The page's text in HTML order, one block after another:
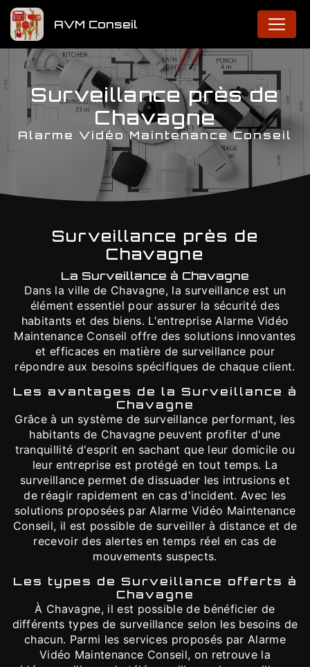
AVM Conseil
Surveillance près de
Chavagne
Alarme Vidéo Maintenance Conseil
Surveillance près de
Chavagne
La Surveillance à Chavagne
Dans la ville de Chavagne, la surveillance est un
élément essentiel pour assurer la sécurité des
habitants et des biens. L'entreprise Alarme Vidéo
Maintenance Conseil offre des solutions innovantes
et efficaces en matière de surveillance pour
répondre aux besoins spécifiques de chaque client.
Les avantages de la Surveillance à
Chavagne
Grâce à un système de surveillance performant, les
habitants de Chavagne peuvent profiter d'une
tranquillité d'esprit en sachant que leur domicile ou
leur entreprise est protégé en tout temps. La
surveillance permet de dissuader les intrusions et
de réagir rapidement en cas d'incident. Avec les
solutions proposées par Alarme Vidéo Maintenance
Conseil, il est possible de surveiller à distance et de
recevoir des alertes en temps réel en cas de
mouvements suspects.
Les types de Surveillance offerts à
Chavagne
À Chavagne, il est possible de bénéficier de
différents types de surveillance selon les besoins de
chacun. Parmi les services proposés par Alarme
Vidéo Maintenance Conseil, on retrouve la
Panneau de gestion des cookies